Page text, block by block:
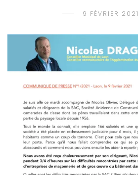
9 FÉVRIER 2021